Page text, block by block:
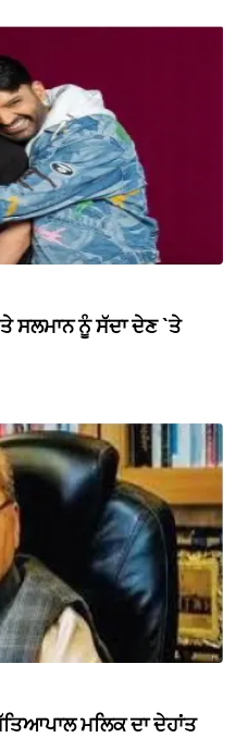
ਸਲਮਾਨ ਨੂੰ ਸੱਦਾ ਦੇਣ `ਤੇ
ਮਲਿਕ ਦਾ ਦੇਹਾਂਤ